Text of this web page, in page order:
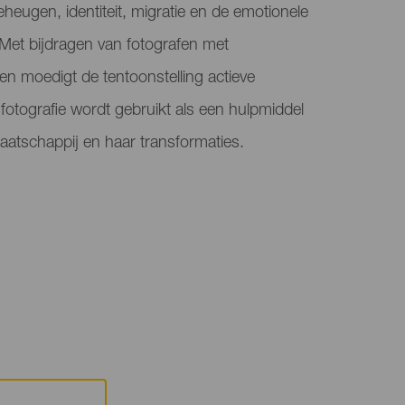
identiteit, migratie en de emotionele
bijdragen van fotografen met
moedigt de tentoonstelling actieve
wordt gebruikt als een hulpmiddel
en haar transformaties.